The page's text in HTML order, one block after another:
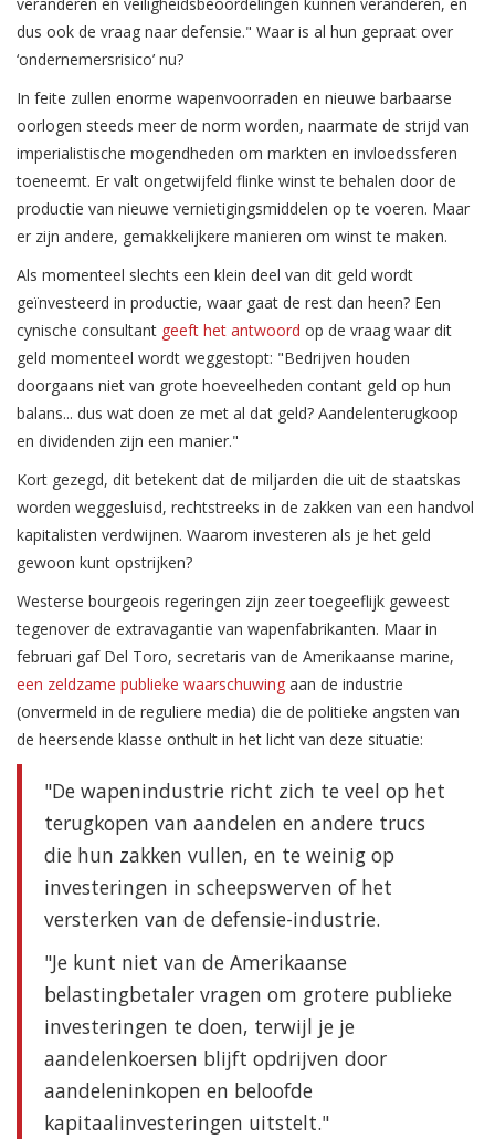
dus ook de vraag naar defensie." Waar is al hun gepraat over
‘ondernemersrisico’ nu?
In feite zullen enorme wapenvoorraden en nieuwe barbaarse
oorlogen steeds meer de norm worden, naarmate de strijd van
imperialistische mogendheden om markten en invloedssferen
toeneemt. Er valt ongetwijfeld flinke winst te behalen door de
productie van nieuwe vernietigingsmiddelen op te voeren. Maar
er zijn andere, gemakkelijkere manieren om winst te maken.
Als momenteel slechts een klein deel van dit geld wordt
geïnvesteerd in productie, waar gaat de rest dan heen? Een
cynische consultant geeft het antwoord op de vraag waar dit
geld momenteel wordt weggestopt: "Bedrijven houden
doorgaans niet van grote hoeveelheden contant geld op hun
balans... dus wat doen ze met al dat geld? Aandelenterugkoop
en dividenden zijn een manier."
Kort gezegd, dit betekent dat de miljarden die uit de staatskas
worden weggesluisd, rechtstreeks in de zakken van een handvol
kapitalisten verdwijnen. Waarom investeren als je het geld
gewoon kunt opstrijken?
Westerse bourgeois regeringen zijn zeer toegeeflijk geweest
tegenover de extravagantie van wapenfabrikanten. Maar in
februari gaf Del Toro, secretaris van de Amerikaanse marine,
een zeldzame publieke waarschuwing aan de industrie
(onvermeld in de reguliere media) die de politieke angsten van
de heersende klasse onthult in het licht van deze situatie:
"De wapenindustrie richt zich te veel op het
terugkopen van aandelen en andere trucs
die hun zakken vullen, en te weinig op
investeringen in scheepswerven of het
versterken van de defensie-industrie.
"Je kunt niet van de Amerikaanse
belastingbetaler vragen om grotere publieke
investeringen te doen, terwijl je je
aandelenkoersen blijft opdrijven door
aandeleninkopen en beloofde
kapitaalinvesteringen uitstelt."